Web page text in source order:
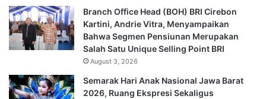
Branch Office Head (BOH) BRI Cirebon
Kartini, Andrie Vitra, Menyampaikan
Bahwa Segmen Pensiunan Merupakan
Salah Satu Unique Selling Point BRI
August 3, 2026
Semarak Hari Anak Nasional Jawa Barat
2026, Ruang Ekspresi Sekaligus